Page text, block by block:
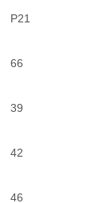
P21
66
39
42
46